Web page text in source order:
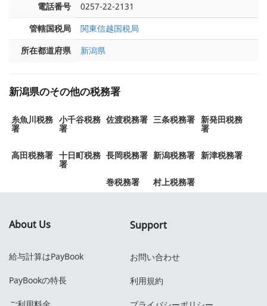
電話番号
0257-22-2131
管轄国税局
関東信越国税局
所在都道府県
新潟県
新潟県のその他の税務署
糸魚川税務
署
小千谷税務
署
佐渡税務署 三条税務署 新発田税務
署
高田税務署 十日町税務
署
長岡税務署 新潟税務署 新津税務署
巻税務署 村上税務署
About Us
給与計算はPayBook
PayBookの特長
Support
お問い合わせ
利用規約